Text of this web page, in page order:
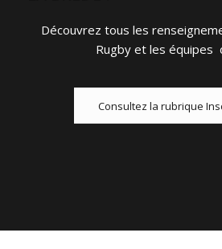
Découvrez tous les
Rugby et les équipes
Consultez la rubrique